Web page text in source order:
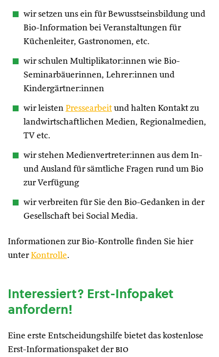
wir setzen uns ein für Bewusstseinsbildung und
Bio-Information bei Veranstaltungen für
Küchenleiter, Gastronomen, etc.
wir schulen Multiplikator:innen wie Bio-
Seminarbäuerinnen, Lehrer:innen und
Kindergärtner:innen
wir leisten Pressearbeit und halten Kontakt zu
landwirtschaftlichen Medien, Regionalmedien,
TV etc.
wir stehen Medienvertreter:innen aus dem In-
und Ausland für sämtliche Fragen rund um Bio
zur Verfügung
wir verbreiten für Sie den Bio-Gedanken in der
Gesellschaft bei Social Media.
Informationen zur Bio-Kontrolle finden Sie hier
unterKontrolle.
Interessiert? Erst-Infopaket
anfordern!
Eine erste Entscheidungshilfe bietet das kostenlose
Erst-Informationspaket der bio